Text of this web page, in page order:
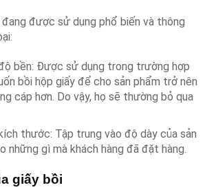
đang được sử dụng phổ biến và thông
bền: Được sử dụng trong trường hợp
bồi hộp giấy để cho sản phẩm trở nên
cáp hơn. Do vậy, họ sẽ thường bỏ qua
thước: Tập trung vào độ dày của sản
những gì mà khách hàng đã đặt hàng.
giấy bồi